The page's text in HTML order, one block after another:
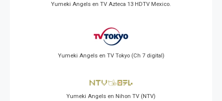
Yumeki Angels en TV Azteca 13 HDTV Mexico.
Yumeki Angels en TV Tokyo (Ch 7 digital)
Yumeki Angels en Nihon TV (NTV)